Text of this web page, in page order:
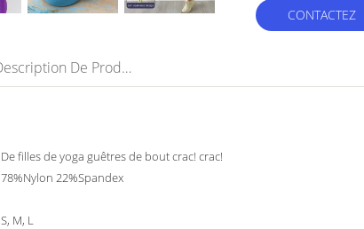
CONTACTEZ
Description De Produit
De filles de yoga guêtres de bout crac! crac!
78%Nylon 22%Spandex
S, M, L